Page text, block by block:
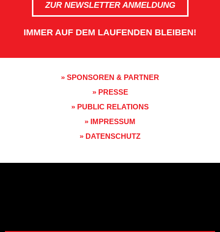
ZUR NEWSLETTER ANMELDUNG
IMMER AUF DEM LAUFENDEN BLEIBEN!
» SPONSOREN & PARTNER
» PRESSE
» PUBLIC RELATIONS
» IMPRESSUM
» DATENSCHUTZ